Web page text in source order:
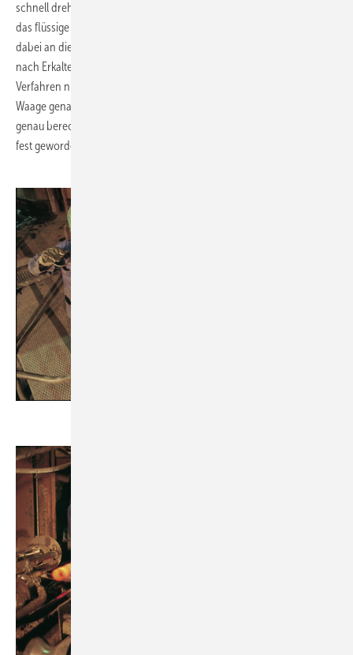
schnell drehende, zylindrische Metallform, der so genannten Kokille,
das flüssige Eisen gegossen. Die Fliehkraft drückt das fließende Metall
dabei an die Innenwand der wassergekühlten Kokille. So bildet sich
nach Erkalten des Eisens das Rohr. Ein Formkern ist bei diesem
Verfahren nicht erforderlich. Das einfließende Eisen wird auf einer
Waage genau dosiert, sodass ein Rohr mit einer gleichmäßigen und
genau berechneten Wanddicke entsteht. Ist das Rohr in der Kokille
fest geworden, wird es aus der Form herausgezogen.